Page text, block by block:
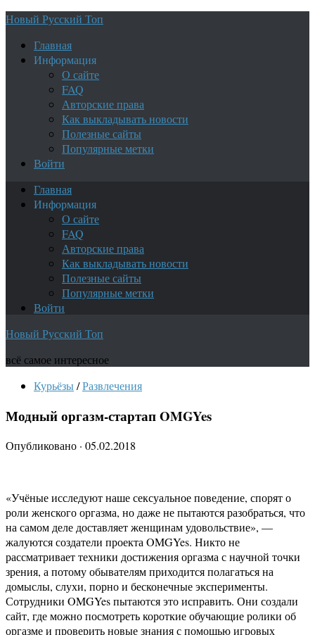
Новый Русский Топ
Главная
Информация
О сайте
FAQ
Авторские права
Как выкладывать новости
Полезные сайты
Популярные метки
Войти
Главная
Информация
О сайте
FAQ
Авторские права
Как выкладывать новости
Полезные сайты
Популярные метки
Войти
Новый Русский Топ
всё самое интересное
Курьёзы/Развлечения
Модный оргазм-стартап OMGYes
Опубликовано · 05.02.2018
«Учёные исследуют наше сексуальное поведение, спорят о
роли женского оргазма, но даже не пытаются разобраться, что
на самом деле доставляет женщинам удовольствие», —
жалуются создатели проекта OMGYes. Никто не
рассматривает техники достижения оргазма с научной точки
зрения, а потому обывателям приходится полагаться на
домыслы, слухи, порно и бесконечные эксперименты.
Сотрудники OMGYes пытаются это исправить. Они создали
сайт, где можно посмотреть короткие обучающие ролики об
оргазме и проверить новые знания с помощью игровых